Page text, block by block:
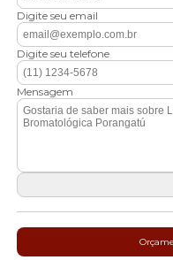
Digite seu email
Digite seu telefone
Mensagem